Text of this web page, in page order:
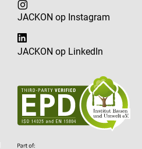
JACKON op Instagram
JACKON op LinkedIn